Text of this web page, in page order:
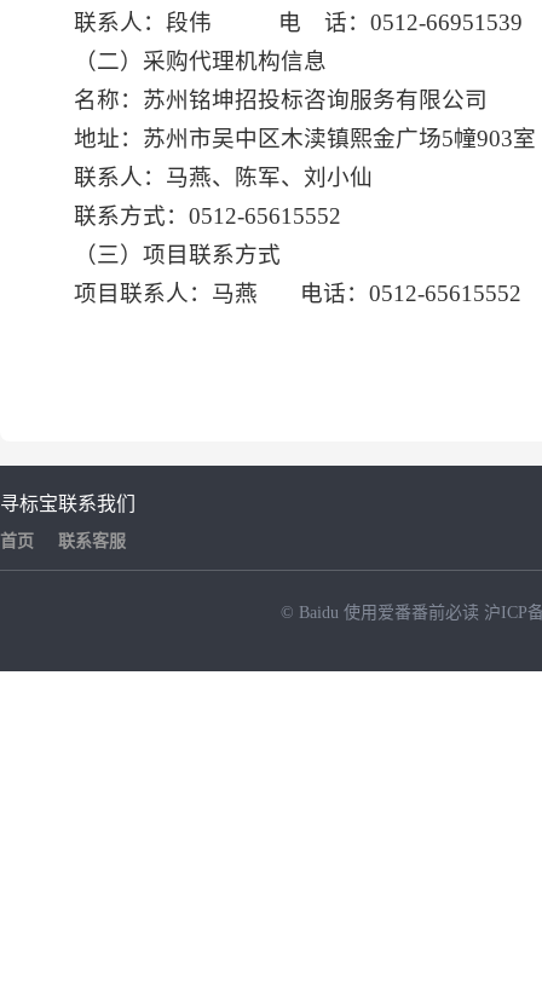
联系人：段伟
电 话：0512-66951539
（二）采购代理机构信息
名称：苏州铭坤招投标咨询服务有限公司
地址：苏州市吴中区木渎镇熙金广场5幢903室
联系人：马燕、
陈军、刘小仙
联系方式：0512-65615552
（三）项目联系方式
项目联系人：马燕
电话：0512-65615552
寻标宝
首页
联系我们
联系客服
© Baidu 使用爱番番前必读 沪ICP